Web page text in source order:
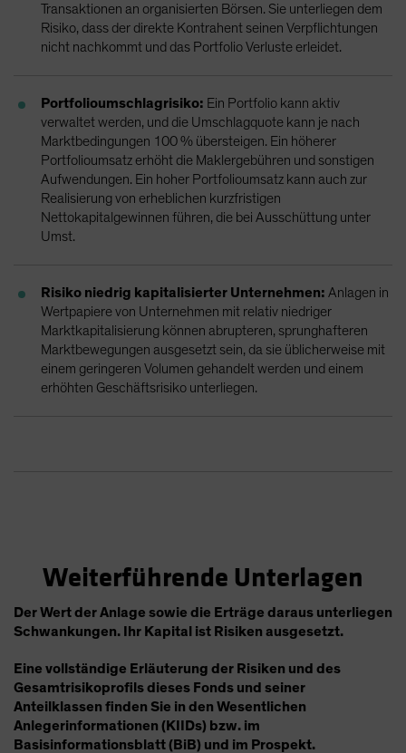
Transaktionen an organisierten Börsen. Sie unterliegen dem
Risiko, dass der direkte Kontrahent seinen Verpflichtungen
nicht nachkommt und das Portfolio Verluste erleidet.
Portfolioumschlagrisiko: Ein Portfolio kann aktiv
verwaltet werden, und die Umschlagquote kann je nach
Marktbedingungen 100 % übersteigen. Ein höherer
Portfolioumsatz erhöht die Maklergebühren und sonstigen
Aufwendungen. Ein hoher Portfolioumsatz kann auch zur
Realisierung von erheblichen kurzfristigen
Nettokapitalgewinnen führen, die bei Ausschüttung unter
Umst.
Risiko niedrig kapitalisierter Unternehmen: Anlagen in
Wertpapiere von Unternehmen mit relativ niedriger
Marktkapitalisierung können abrupteren, sprunghafteren
Marktbewegungen ausgesetzt sein, da sie üblicherweise mit
einem geringeren Volumen gehandelt werden und einem
erhöhten Geschäftsrisiko unterliegen.
Weiterführende Unterlagen
Der Wert der Anlage sowie die Erträge daraus unterliegen
Schwankungen. Ihr Kapital ist Risiken ausgesetzt.
Eine vollständige Erläuterung der Risiken und des
Gesamtrisikoprofils dieses Fonds und seiner
Anteilklassen finden Sie in den Wesentlichen
Anlegerinformationen (KIIDs) bzw. im
Basisinformationsblatt (BiB) und im Prospekt.